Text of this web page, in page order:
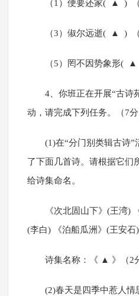
（1）便要还家( ▲ )
（3）俶尔远逝( ▲ )
（5）罔不因势象形(
4、你班正在开展“古诗
动，请完成下列任务。（7分
(1)在“分门别类辑古诗
了下面几首诗。请根据它们
给诗集命名。
《次北固山下》(王湾)
(李白) 《泊船瓜洲》(王安石)
诗集名称：《 ▲ 》（2
(2)春天是四季中惹人情